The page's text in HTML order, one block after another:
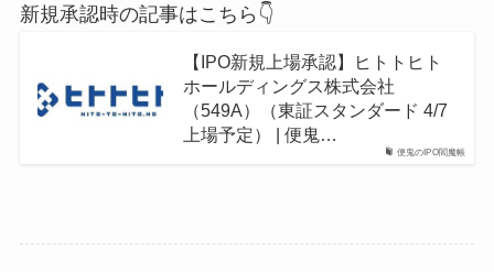
新規承認時の記事はこちら👇
便鬼のIPO閻魔帳
【IPO新規上場承認】ヒトトヒト
ホールディングス株式会社
（549A）（東証スタンダード 4/7
上場予定） | 便鬼…